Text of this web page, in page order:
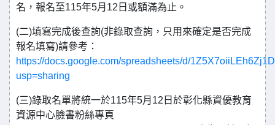
名，報名至115年5月12日或額滿為止。
(二)填寫完成後查詢(非錄取查詢，只用來確定是否完成
報名填寫)請參考：
https://docs.google.com/spreadsheets/d/
usp=sharing
(三)錄取名單將統一於115年5月12日於彰化縣資優教育
資源中心臉書粉絲專頁